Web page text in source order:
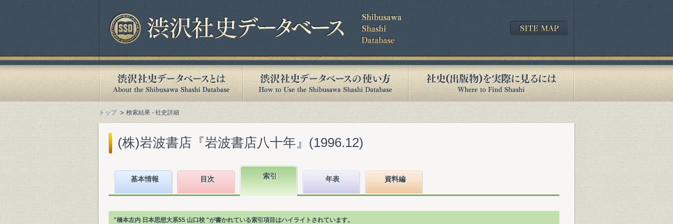
トップ 検索結果 - 社史詳細
(株)岩波書店『岩波書店八十年』(1996.12)
基本情報 目次 索引 年表 資料編
"橋本左内 日本思想大系55 山口校 "が書かれている索引項目はハイライトされています。